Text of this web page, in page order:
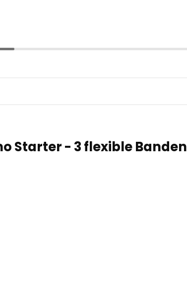
Starter - 3 flexible Banden